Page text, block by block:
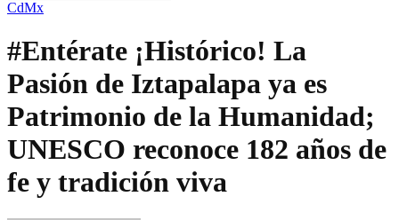
CdMx
#Entérate ¡Histórico! La
Pasión de Iztapalapa ya es
Patrimonio de la Humanidad;
UNESCO reconoce 182 años de
fe y tradición viva